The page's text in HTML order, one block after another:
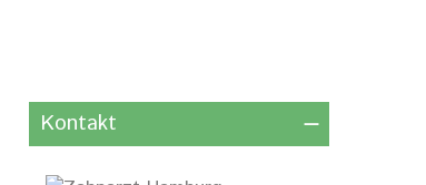
Kontakt